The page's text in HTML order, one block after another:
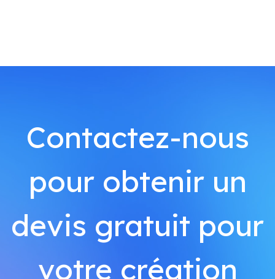
Contactez-nous
pour obtenir un
devis gratuit pour
votre création